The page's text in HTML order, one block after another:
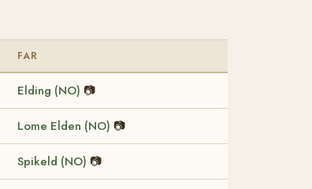
FAR
Elding (NO) 📷
Lome Elden (NO) 📷
Spikeld (NO) 📷